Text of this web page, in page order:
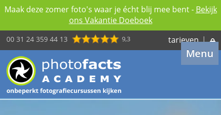
Maak deze zomer foto's waar je écht blij mee bent - Bekijk
ons Vakantie Doeboek
00 31 24 359 44 13 9,3 tarieven |
Menu